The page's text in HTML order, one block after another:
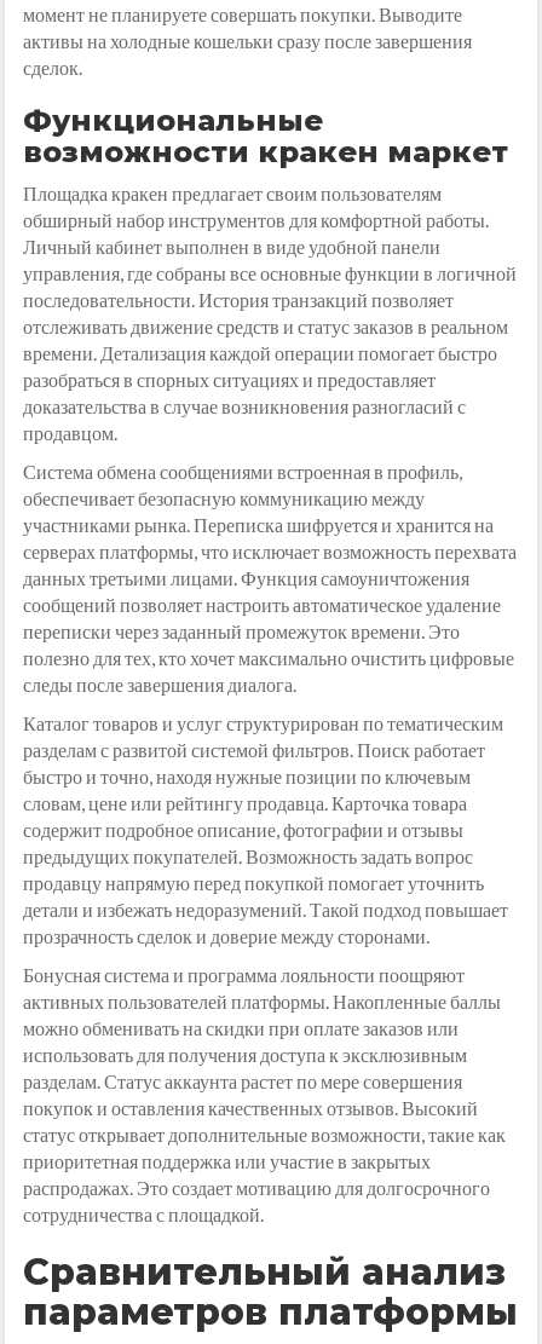
момент не планируете совершать покупки. Выводите
активы на холодные кошельки сразу после завершения
сделок.
Функциональные
возможности кракен маркет
Площадка кракен предлагает своим пользователям
обширный набор инструментов для комфортной работы.
Личный кабинет выполнен в виде удобной панели
управления, где собраны все основные функции в логичной
последовательности. История транзакций позволяет
отслеживать движение средств и статус заказов в реальном
времени. Детализация каждой операции помогает быстро
разобраться в спорных ситуациях и предоставляет
доказательства в случае возникновения разногласий с
продавцом.
Система обмена сообщениями встроенная в профиль,
обеспечивает безопасную коммуникацию между
участниками рынка. Переписка шифруется и хранится на
серверах платформы, что исключает возможность перехвата
данных третьими лицами. Функция самоуничтожения
сообщений позволяет настроить автоматическое удаление
переписки через заданный промежуток времени. Это
полезно для тех, кто хочет максимально очистить цифровые
следы после завершения диалога.
Каталог товаров и услуг структурирован по тематическим
разделам с развитой системой фильтров. Поиск работает
быстро и точно, находя нужные позиции по ключевым
словам, цене или рейтингу продавца. Карточка товара
содержит подробное описание, фотографии и отзывы
предыдущих покупателей. Возможность задать вопрос
продавцу напрямую перед покупкой помогает уточнить
детали и избежать недоразумений. Такой подход повышает
прозрачность сделок и доверие между сторонами.
Бонусная система и программа лояльности поощряют
активных пользователей платформы. Накопленные баллы
можно обменивать на скидки при оплате заказов или
использовать для получения доступа к эксклюзивным
разделам. Статус аккаунта растет по мере совершения
покупок и оставления качественных отзывов. Высокий
статус открывает дополнительные возможности, такие как
приоритетная поддержка или участие в закрытых
распродажах. Это создает мотивацию для долгосрочного
сотрудничества с площадкой.
Сравнительный анализ
параметров платформы